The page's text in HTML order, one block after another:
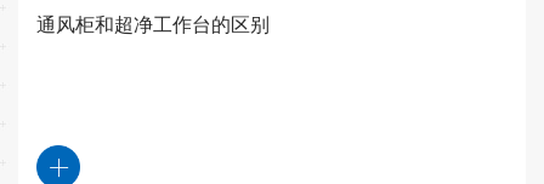
通风柜和超净工作台的区别